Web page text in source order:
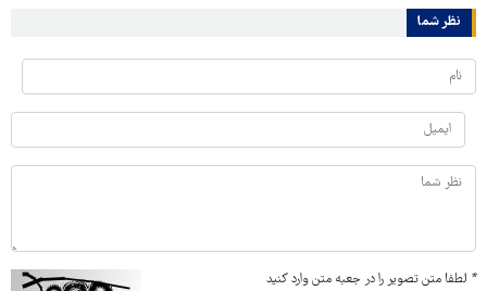
نظر شما
* لطفا متن تصویر را در جعبه متن وارد کنید